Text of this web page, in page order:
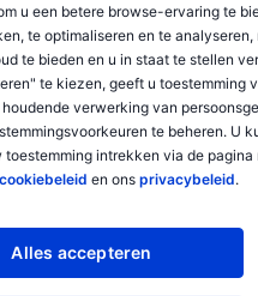
u een betere browse-ervaring te
te optimaliseren en te analyseren,
te bieden en u in staat te stellen
te kiezen, geeft u toestemming
verwerking van
te beheren. U
intrekken via de pagina
cookiebeleid en ons privacybeleid.
Alles accepteren
Voor 1 euro krijg je vandaag
naar euro-dollar pariteit